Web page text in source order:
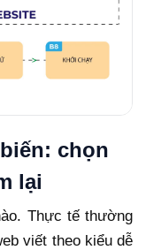
chọn
lại
Thực tế thường
viết theo kiểu dễ